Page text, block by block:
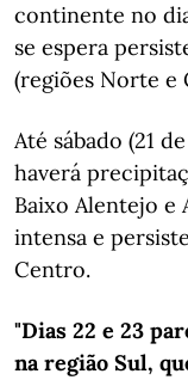
continente no
se espera
(regiões Norte e
Até sábado (21
haverá
Baixo Alentejo e
intensa e
Centro.
"Dias 22 e 23
na região Sul,